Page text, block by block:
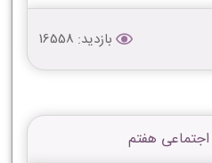
بازدید: 16558
اجتماعی هفتم